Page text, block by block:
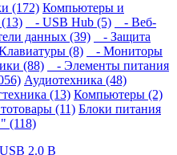
(172) Компьютеры и
- USB Hub (5)
- Веб-
данных (39)
- Защита
(8)
- Мониторы
(88)
- Элементы питания
Аудиотехника (48)
(13) Компьютеры (2)
(11) Блоки питания
(118)